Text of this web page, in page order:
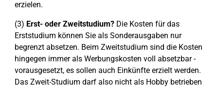
erzielen.
(3) Erst- oder Zweitstudium? Die Kosten für das
Erststudium können Sie als Sonderausgaben nur
begrenzt absetzen. Beim Zweitstudium sind die Kosten
hingegen immer als Werbungskosten voll absetzbar -
vorausgesetzt, es sollen auch Einkünfte erzielt werden.
Das Zweit-Studium darf also nicht als Hobby betrieben